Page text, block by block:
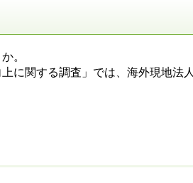
。
に関する調査」では、海外現地法人